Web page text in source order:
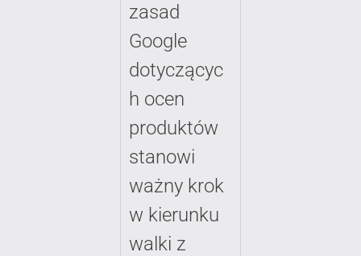
zasad
Google
dotyczącyc
h ocen
produktów
stanowi
ważny krok
w kierunku
walki z